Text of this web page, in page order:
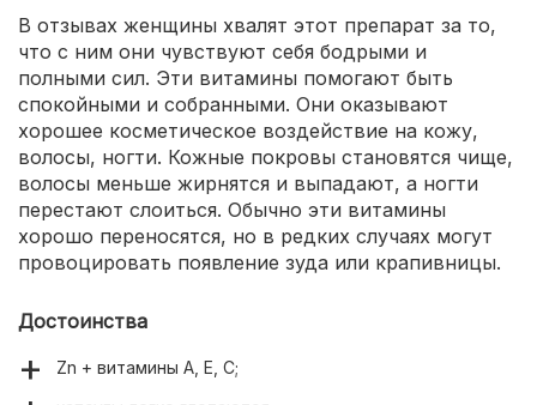
В отзывах женщины хвалят этот препарат за то,
что с ним они чувствуют себя бодрыми и
полными сил. Эти витамины помогают быть
спокойными и собранными. Они оказывают
хорошее косметическое воздействие на кожу,
волосы, ногти. Кожные покровы становятся чище,
волосы меньше жирнятся и выпадают, а ногти
перестают слоиться. Обычно эти витамины
хорошо переносятся, но в редких случаях могут
провоцировать появление зуда или крапивницы.
Достоинства
Zn + витамины А, Е, С;